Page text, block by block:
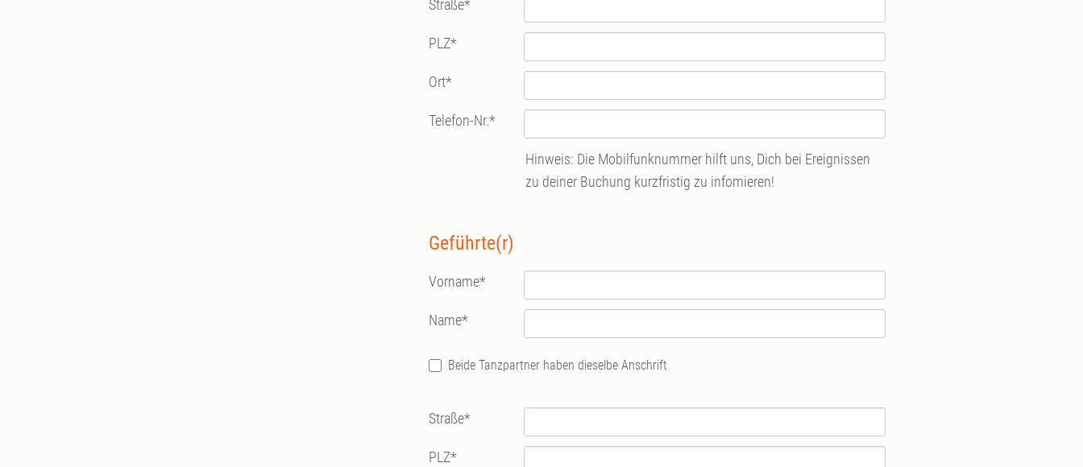
Straße*
PLZ*
Ort*
Telefon-Nr.*
Hinweis: Die Mobilfunknummer hilft uns, Dich bei Ereignissen
zu deiner Buchung kurzfristig zu infomieren!
Geführte(r)
Vorname*
Name*
Beide Tanzpartner haben dieselbe Anschrift
Straße*
PLZ*